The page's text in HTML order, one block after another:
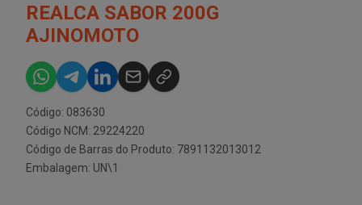
REALCA SABOR 200G
AJINOMOTO
Código: 083630
Código NCM: 29224220
Código de Barras do Produto: 7891132013012
Embalagem: UN\1